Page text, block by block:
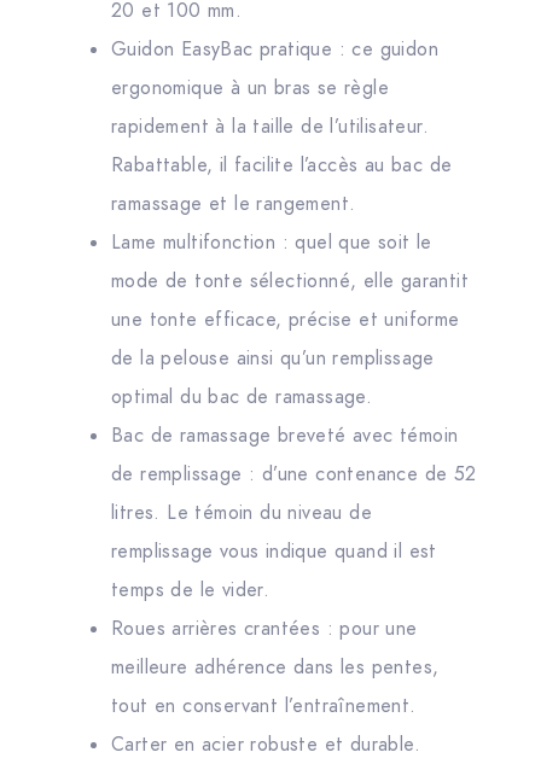
20 et 100 mm.
Guidon EasyBac pratique : ce guidon
ergonomique à un bras se règle
rapidement à la taille de l’utilisateur.
Rabattable, il facilite l’accès au bac de
ramassage et le rangement.
Lame multifonction : quel que soit le
mode de tonte sélectionné, elle garantit
une tonte efficace, précise et uniforme
de la pelouse ainsi qu’un remplissage
optimal du bac de ramassage.
Bac de ramassage breveté avec témoin
de remplissage : d’une contenance de 52
litres. Le témoin du niveau de
remplissage vous indique quand il est
temps de le vider.
Roues arrières crantées : pour une
meilleure adhérence dans les pentes,
tout en conservant l’entraînement.
Carter en acier robuste et durable.